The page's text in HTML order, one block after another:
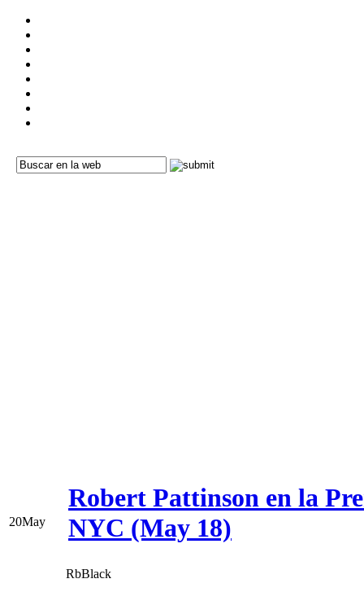
20May
Robert Pattinson en la
NYC (May 18)
RbBlack